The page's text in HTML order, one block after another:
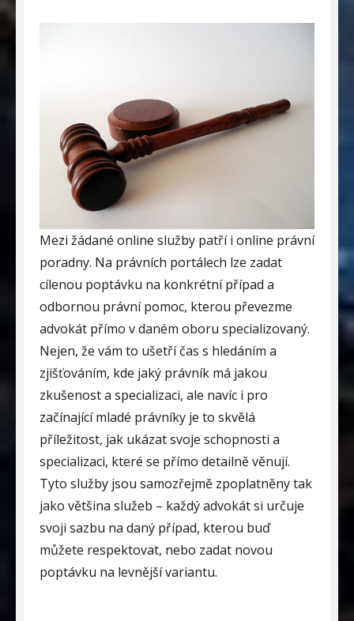
Mezi žádané online služby patří i online právní
poradny. Na právních portálech lze zadat
cílenou poptávku na konkrétní případ a
odbornou právní pomoc, kterou převezme
advokát přímo v daném oboru specializovaný.
Nejen, že vám to ušetří čas s hledáním a
zjišťováním, kde jaký právník má jakou
zkušenost a specializaci, ale navíc i pro
začínající mladé právníky je to skvělá
příležitost, jak ukázat svoje schopnosti a
specializaci, které se přímo detailně věnují.
Tyto služby jsou samozřejmě zpoplatněny tak
jako většina služeb – každý advokát si určuje
svoji sazbu na daný případ, kterou buď
můžete respektovat, nebo zadat novou
poptávku na levnější variantu.